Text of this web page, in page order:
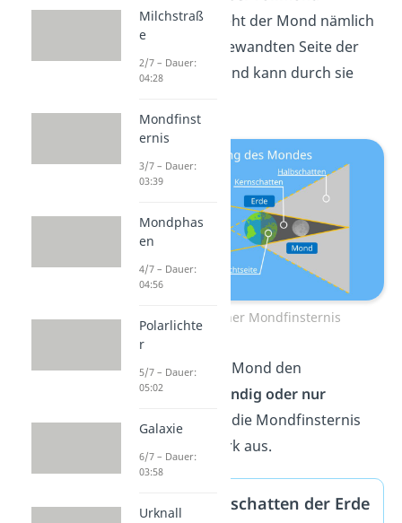
passieren. Dann steht der Mond nämlich
auf der sonnenabgewandten Seite der
Nachtseite
) und kann durch sie
Entstehung einer Mondfinsternis
Je nachdem, ob der Mond den
Erdschatten
vollständig oder nur
teilweise trifft, fällt die Mondfinsternis
unterschiedlich stark aus.
Halb- und Kernschatten der Erde
Milchstraß
e
2/7 – Dauer:
04:28
Mondfinst
ernis
3/7 – Dauer:
03:39
Mondphas
en
4/7 – Dauer:
04:56
Polarlichte
r
5/7 – Dauer:
05:02
Galaxie
6/7 – Dauer:
03:58
Urknall